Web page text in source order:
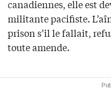
canadiennes, elle est
militante pacifiste.
prison s’il le fallait,
toute amende.